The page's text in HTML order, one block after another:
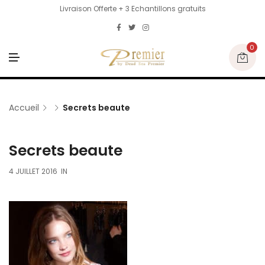
Livraison Offerte + 3 Echantillons gratuits
N
U
0
Accueil Secrets beaute
Secrets beaute
4 JUILLET 2016 IN